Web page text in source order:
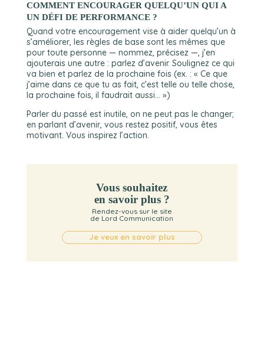
COMMENT ENCOURAGER QUELQU’UN QUI A
UN DÉFI DE PERFORMANCE ?
Quand votre encouragement vise à aider quelqu’un à
s’améliorer, les règles de base sont les mêmes que
pour toute personne — nommez, précisez —, j’en
ajouterais une autre : parlez d’avenir. Soulignez ce qui
va bien et parlez de la prochaine fois (ex. : « Ce que
j’aime dans ce que tu as fait, c’est telle ou telle chose,
la prochaine fois, il faudrait aussi… »)
Parler du passé est inutile, on ne peut pas le changer;
en parlant d’avenir, vous restez positif, vous êtes
motivant. Vous inspirez l’action.
Vous souhaitez
en savoir plus ?
Rendez-vous sur le site
de Lord Communication
Je veux en savoir plus